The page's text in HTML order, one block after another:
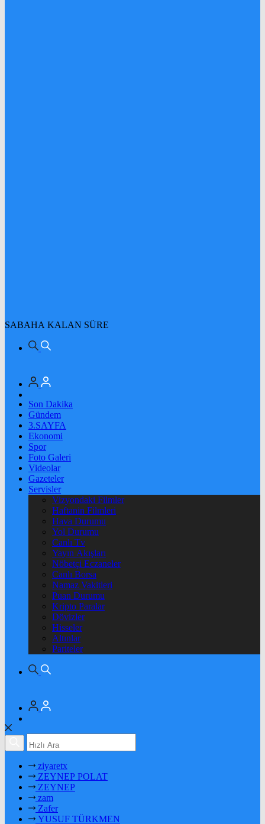
SABAHA KALAN SÜRE
Son Dakika
Gündem
3.SAYFA
Ekonomi
Spor
Foto Galeri
Videolar
Gazeteler
Servisler
Vizyondaki Filmler
Haftanin Filmleri
Hava Durumu
Yol Durumu
Canlı Tv
Yayın Akışları
Nöbetçi Eczaneler
Canlı Borsa
Namaz Vakitleri
Puan Durumu
Kripto Paralar
Dövizler
Hisseler
Altınlar
Pariteler
ziyaretx
ZEYNEP POLAT
ZEYNEP
zam
Zafer
YUSUF TÜRKMEN